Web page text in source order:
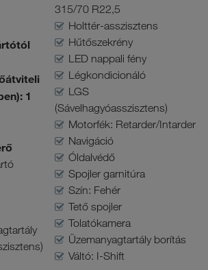
1
315/70 R22,5
Holttér-asszisztens
Hűtőszekrény
LED nappali fény
Légkondicionáló
LGS
(Sávelhagyóasszisztens)
Motorfék: Retarder/Intarder
Navigáció
Óldalvédő
Spojler garnitúra
Szín: Fehér
Tető spojler
Tolatókamera
Üzemanyagtartály borítás
Váltó: I-Shift